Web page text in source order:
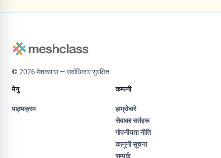
© 2026 मेशक्लास — सर्वाधिकार सुरक्षित
मेनु
पाठ्यक्रम
कम्पनी
हाम्रोबारे
सेवाका सर्तहरू
गोपनीयता नीति
कानूनी सूचना
सम्पर्क